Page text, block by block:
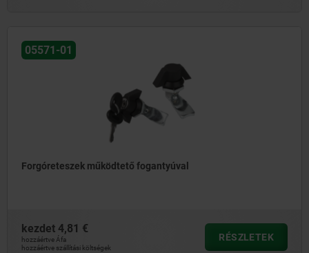
05571-01
Forgóreteszek működtető fogantyúval
kezdet 4,81 €
hozzáértve Áfa
hozzáértve szállítási költségek
RÉSZLETEK